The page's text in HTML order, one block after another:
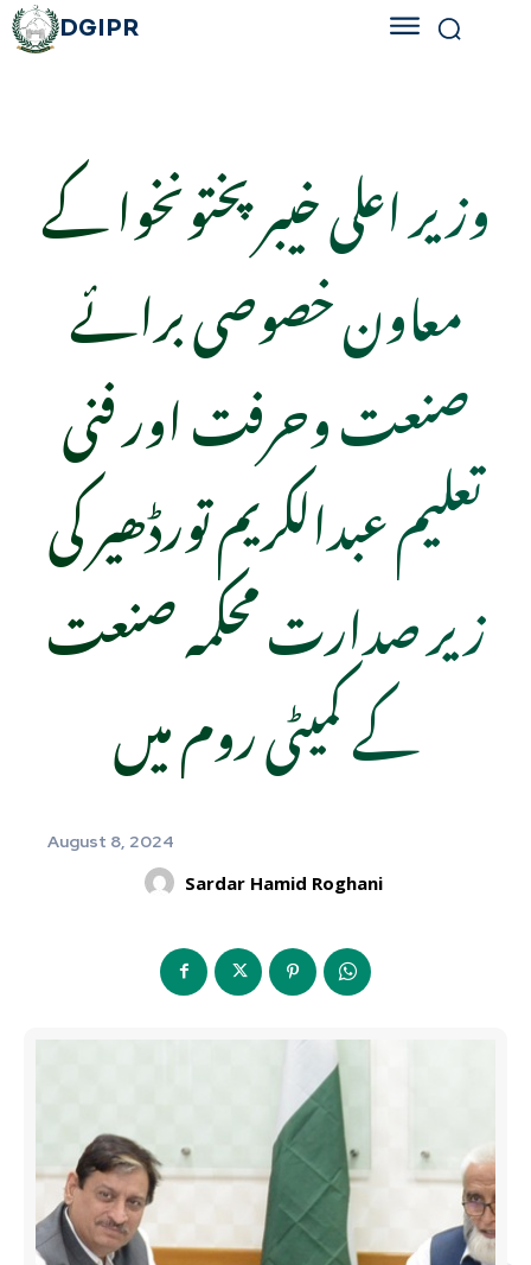
DGIPR
وزیر اعلی خیبر پختونخوا کے
معاون خصوصی برائے
صنعت وحرفت اور فنی
تعلیم عبدالکریم تورڈھیر کی
زیر صدارت محکمہ صنعت
کے کمیٹی روم میں
August 8, 2024
Sardar Hamid Roghani